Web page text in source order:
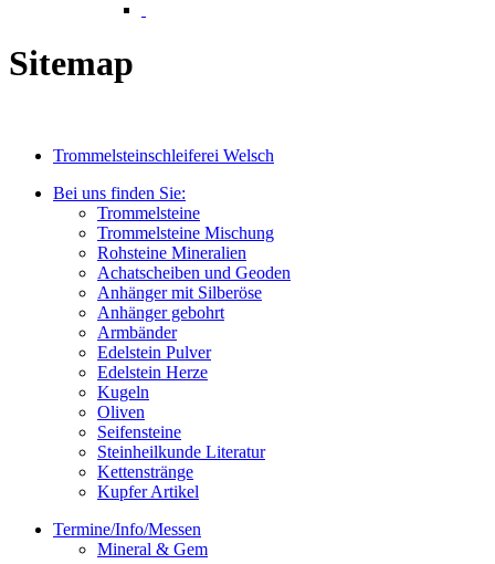
Sitemap
Trommelsteinschleiferei Welsch
Bei uns finden Sie:
Trommelsteine
Trommelsteine Mischung
Rohsteine Mineralien
Achatscheiben und Geoden
Anhänger mit Silberöse
Anhänger gebohrt
Armbänder
Edelstein Pulver
Edelstein Herze
Kugeln
Oliven
Seifensteine
Steinheilkunde Literatur
Kettenstränge
Kupfer Artikel
Termine/Info/Messen
Mineral & Gem